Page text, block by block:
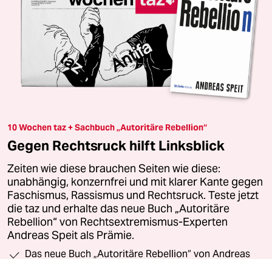
10 Wochen taz + Sachbuch „Autoritäre Rebellion“
Gegen Rechtsruck hilft Linksblick
Zeiten wie diese brauchen Seiten wie diese:
unabhängig, konzernfrei und mit klarer Kante gegen
Faschismus, Rassismus und Rechtsruck. Teste jetzt
die taz und erhalte das neue Buch „Autoritäre
Rebellion“ von Rechtsextremismus-Experten
Andreas Speit als Prämie.
Das neue Buch „Autoritäre Rebellion“ von Andreas